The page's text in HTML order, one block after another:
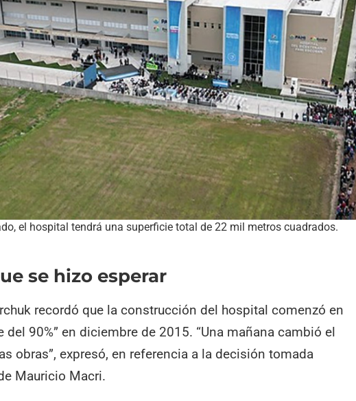
el hospital tendrá una superficie total de 22 mil metros cuadrados.
se hizo esperar
recordó que la construcción del hospital comenzó en
del 90%” en diciembre de 2015. “Una mañana cambió el
obras”, expresó, en referencia a la decisión tomada
Mauricio Macri.